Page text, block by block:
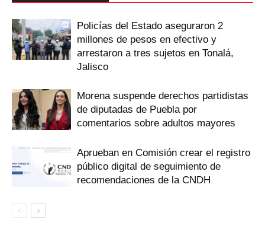
Policías del Estado aseguraron 2
millones de pesos en efectivo y
arrestaron a tres sujetos en Tonalá,
Jalisco
Morena suspende derechos partidistas
de diputadas de Puebla por
comentarios sobre adultos mayores
Aprueban en Comisión crear el registro
público digital de seguimiento de
recomendaciones de la CNDH